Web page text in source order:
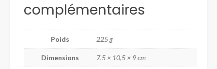
complémentaires
Poids 225 g
Dimensions 7,5 × 10,5 × 9 cm